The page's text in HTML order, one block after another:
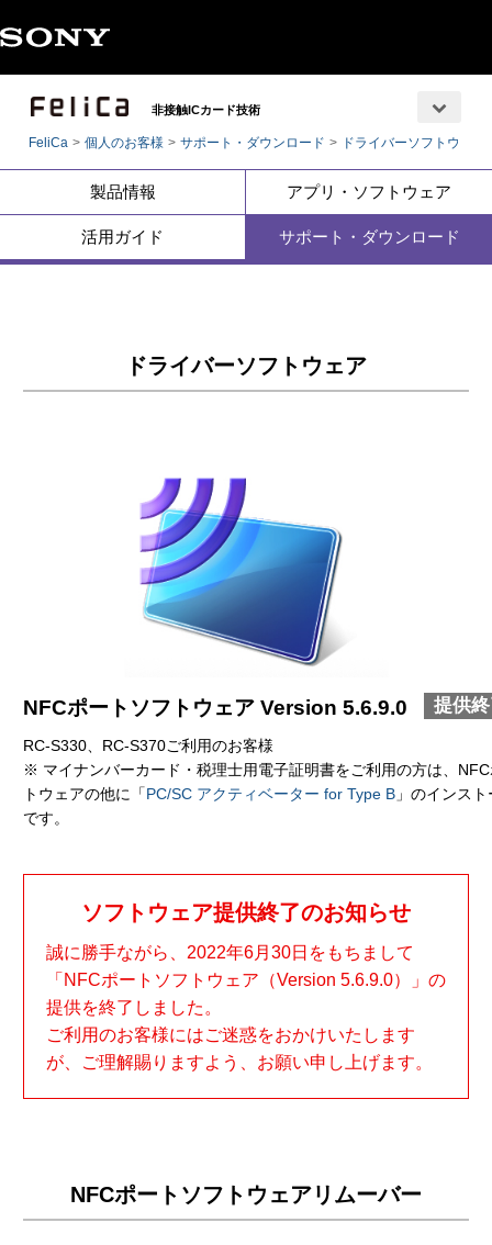
非接触ICカード技術
FeliCa 個人のお客様 サポート・ダウンロード ドライバーソフトウェア
製品情報 アプリ・ソフトウェア
活用ガイド サポート・ダウンロード
ドライバーソフトウェア
NFCポートソフトウェア Version 5.6.9.0 提供
RC-S330、RC-S370ご利用のお客様
※ マイナンバーカード・税理士用電子証明書をご利用の方は、
トウェアの他に「PC/SC アクティベーター for Type B 」のインス
です。
ソフトウェア提供終了のお知らせ
誠に勝手ながら、2022年6月30日をもちまして
「NFCポートソフトウェア（Version 5.6.9.0）」の
提供を終了しました。
ご利用のお客様にはご迷惑をおかけいたします
が、ご理解賜りますよう、お願い申し上げます。
NFCポートソフトウェアリムーバー